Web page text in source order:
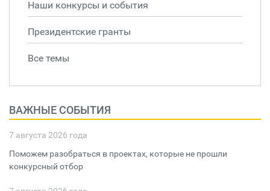
Наши конкурсы и события
Президентские гранты
Все темы
ВАЖНЫЕ СОБЫТИЯ
7 августа 2026 года
Поможем разобраться в проектах, которые не прошли
конкурсный отбор